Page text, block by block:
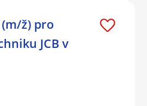
ž) pro
JCB v